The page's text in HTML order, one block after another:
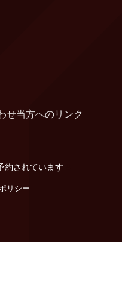
せ当方へのリンク
約されています
リシー